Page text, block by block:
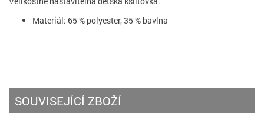
Materiál: 65 % polyester, 35 % bavlna
SOUVISEJÍCÍ ZBOŽÍ